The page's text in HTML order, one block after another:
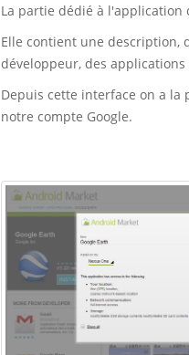
La partie dédié à
Elle contient une description,
développeur, des
Depuis cette interface on a
notre compte Google.